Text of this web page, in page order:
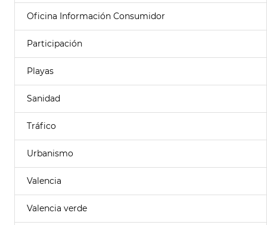
Oficina Información Consumidor
Participación
Playas
Sanidad
Tráfico
Urbanismo
Valencia
Valencia verde